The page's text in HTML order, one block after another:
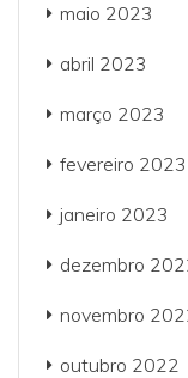
maio 2023
abril 2023
março 2023
fevereiro 2023
janeiro 2023
dezembro
novembro
outubro 2022